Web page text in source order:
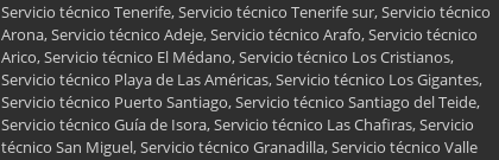
Servicio técnico Tenerife, Servicio técnico Tenerife sur, Servicio técnico
Arona, Servicio técnico Adeje, Servicio técnico Arafo, Servicio técnico
Arico, Servicio técnico El Médano, Servicio técnico Los Cristianos,
Servicio técnico Playa de Las Américas, Servicio técnico Los Gigantes,
Servicio técnico Puerto Santiago, Servicio técnico Santiago del Teide,
Servicio técnico Guía de Isora, Servicio técnico Las Chafiras, Servicio
técnico San Miguel, Servicio técnico Granadilla, Servicio técnico Valle